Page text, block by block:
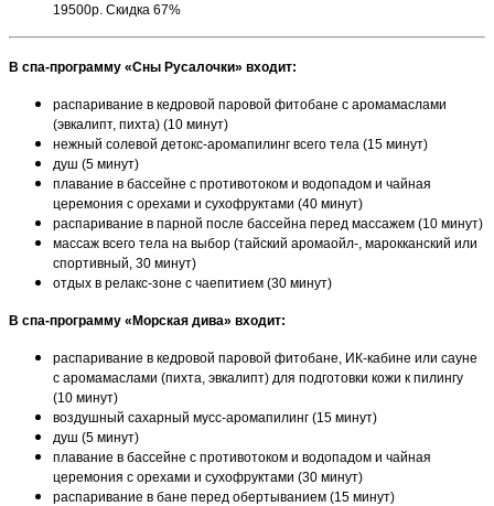
19500р. Скидка 67%
В спа-программу «Сны Русалочки» входит:
распаривание в кедровой паровой фитобане с аромамаслами
(эвкалипт, пихта) (10 минут)
нежный солевой детокс-аромапилинг всего тела (15 минут)
душ (5 минут)
плавание в бассейне с противотоком и водопадом и чайная
церемония с орехами и сухофруктами (40 минут)
распаривание в парной после бассейна перед массажем (10 минут)
массаж всего тела на выбор (тайский аромаойл-, марокканский или
спортивный, 30 минут)
отдых в релакс-зоне с чаепитием (30 минут)
В спа-программу «Морская дива» входит:
распаривание в кедровой паровой фитобане, ИК-кабине или сауне
с аромамаслами (пихта, эвкалипт) для подготовки кожи к пилингу
(10 минут)
воздушный сахарный мусс-аромапилинг (15 минут)
душ (5 минут)
плавание в бассейне с противотоком и водопадом и чайная
церемония с орехами и сухофруктами (30 минут)
распаривание в бане перед обертыванием (15 минут)